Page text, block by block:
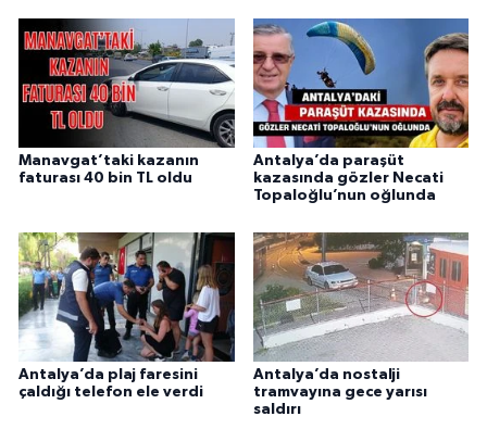
Manavgat’taki kazanın
faturası 40 bin TL oldu
Antalya’da paraşüt
kazasında gözler Necati
Topaloğlu’nun oğlunda
Antalya’da plaj faresini
çaldığı telefon ele verdi
Antalya’da nostalji
tramvayına gece yarısı
saldırı